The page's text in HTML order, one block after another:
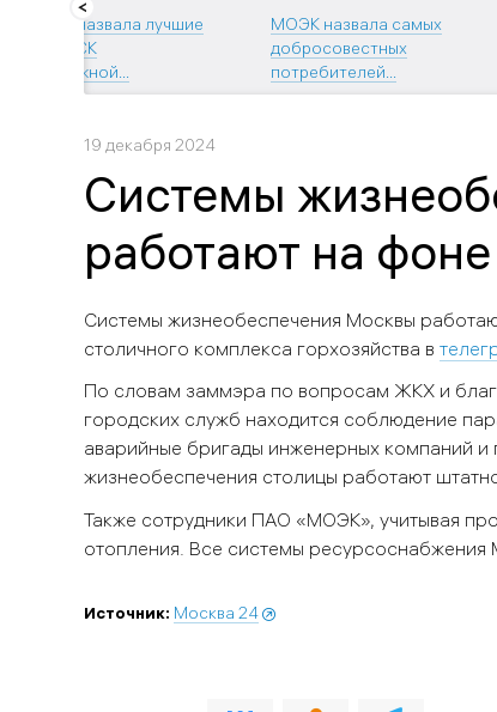
«МОЭК» назвала лучшие
ТСЖ и ЖСК
по платежной...
МОЭК назвала самых
добросовестных
потребителей...
19 декабря 2024
Системы
работают на
Системы жизнеобеспечения Москвы
столичного комплекса горхозяйства в
По словам заммэра по вопросам ЖКХ и
городских служб находится соблюдение
аварийные бригады инженерных компаний и
жизнеобеспечения столицы работают
Также сотрудники ПАО «МОЭК», учитывая
отопления. Все системы
Источник: Москва 24